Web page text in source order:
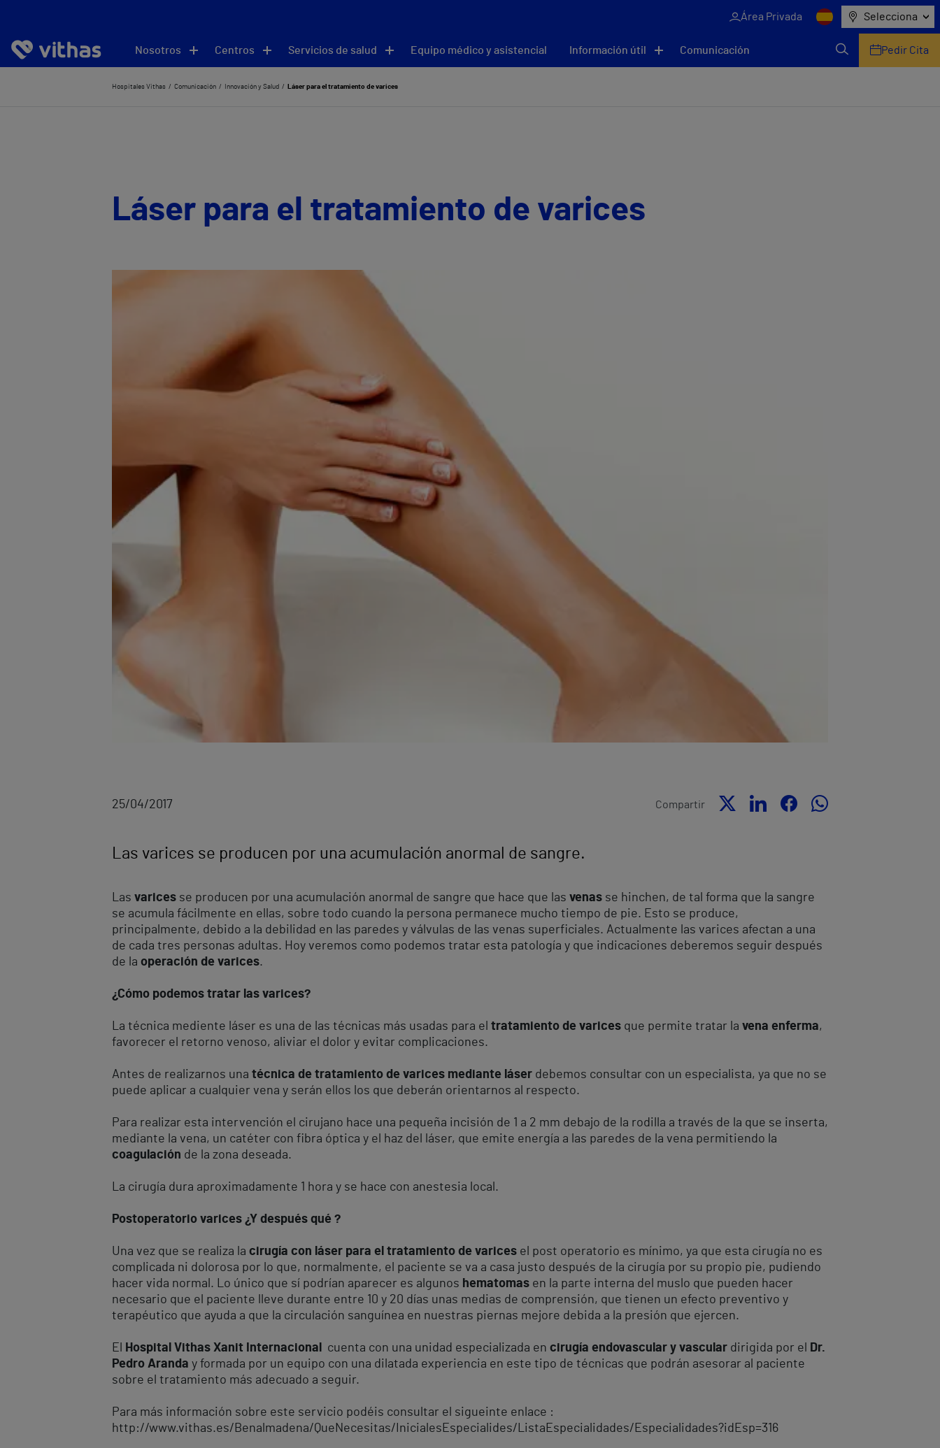
Área Privada Selecciona
Nosotros Centros Servicios de salud Equipo médico y asistencial Información útil Comunicación Pedir Cita
Hospitales Vithas Comunicación Innovación y Salud Láser para el tratamiento de varices
Láser para el tratamiento de varices
25/04/2017 Compartir
Las varices se producen por una acumulación anormal de sangre.
Las varices se producen por una acumulación anormal de sangre que hace que las venas se hinchen, de tal forma que la sangre
se acumula fácilmente en ellas, sobre todo cuando la persona permanece mucho tiempo de pie. Esto se produce,
principalmente, debido a la debilidad en las paredes y válvulas de las venas superficiales. Actualmente las varices afectan a una
de cada tres personas adultas. Hoy veremos como podemos tratar esta patología y que indicaciones deberemos seguir después
de la operación de varices.
¿Cómo podemos tratar las varices?
La técnica mediente láser es una de las técnicas más usadas para el tratamiento de varices que permite tratar la vena enferma,
favorecer el retorno venoso, aliviar el dolor y evitar complicaciones.
Antes de realizarnos una técnica de tratamiento de varices mediante láser debemos consultar con un especialista, ya que no se
puede aplicar a cualquier vena y serán ellos los que deberán orientarnos al respecto.
Para realizar esta intervención el cirujano hace una pequeña incisión de 1 a 2 mm debajo de la rodilla a través de la que se inserta,
mediante la vena, un catéter con fibra óptica y el haz del láser, que emite energía a las paredes de la vena permitiendo la
coagulación de la zona deseada.
La cirugía dura aproximadamente 1 hora y se hace con anestesia local.
Postoperatorio varices ¿Y después qué ?
Una vez que se realiza la cirugía con láser para el tratamiento de varices el post operatorio es mínimo, ya que esta cirugía no es
complicada ni dolorosa por lo que, normalmente, el paciente se va a casa justo después de la cirugía por su propio pie, pudiendo
hacer vida normal. Lo único que sí podrían aparecer es algunos hematomas en la parte interna del muslo que pueden hacer
necesario que el paciente lleve durante entre 10 y 20 días unas medias de comprensión, que tienen un efecto preventivo y
terapéutico que ayuda a que la circulación sanguínea en nuestras piernas mejore debida a la presión que ejercen.
El Hospital Vithas Xanit Internacional cuenta con una unidad especializada en cirugía endovascular y vascular dirigida por el
Dr.
Pedro Aranda y formada por un equipo con una dilatada experiencia en este tipo de técnicas que podrán asesorar al paciente
sobre el tratamiento más adecuado a seguir.
Para más información sobre este servicio podéis consultar el sigueinte enlace :
http://www.vithas.es/Benalmadena/QueNecesitas/InicialesEspecialides/ListaEspecialidades/Especialidades?idEsp=316